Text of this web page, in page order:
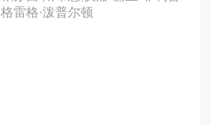
格雷格·泼普尔顿